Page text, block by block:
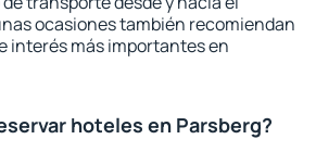
ocasiones también recomiendan
interés más importantes en
hoteles en Parsberg?